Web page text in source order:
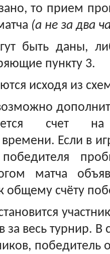
то прием
(а не за два
быть даны,
пункту 3.
исходя из
счет
Если в
матча
общему счёту
за весь турнир. В